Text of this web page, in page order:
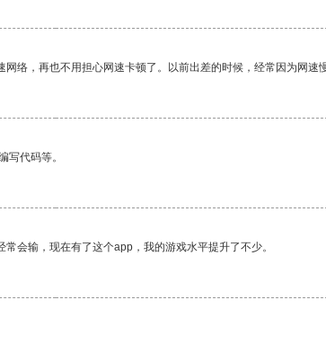
络，再也不用担心网速卡顿了。以前出差的时候，经常因为网速
写代码等。
会输，现在有了这个app，我的游戏水平提升了不少。